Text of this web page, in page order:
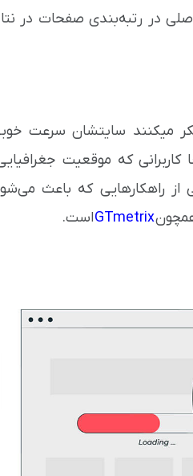
در رتبه‌بندی صفحات در
میکنند سایتشان سرعت
که موقعیت
راهکارهایی که باعث
GTmetrixاست.